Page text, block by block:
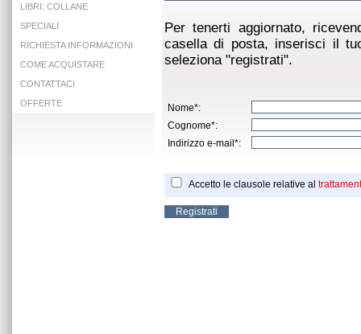
LIBRI: COLLANE
SPECIALI
RICHIESTA INFORMAZIONI
COME ACQUISTARE
CONTATTACI
OFFERTE
Per tenerti aggiornato,
casella di posta, inserisci il
seleziona "registrati".
Nome*:
Cognome*:
Indirizzo e-mail*:
Accetto le clausole relative al